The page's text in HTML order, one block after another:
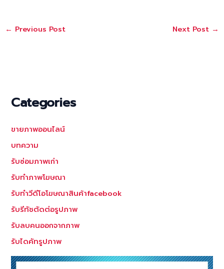
← Previous Post Next Post →
Categories
ขายภาพออนไลน์
บทความ
รับซ่อมภาพเก่า
รับทำภาพโฆษณา
รับทำวีดีโอโฆษณาสินค้าfacebook
รับรีทัชตัดต่อรูปภาพ
รับลบคนออกจากภาพ
รับไดคัทรูปภาพ